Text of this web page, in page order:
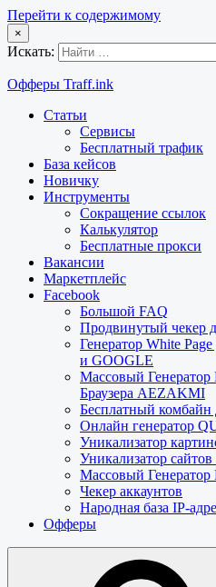
Перейти к содержимому
×
Искать:
Офферы Traff.ink
Статьи
Сервисы
Бесплатный трафик
База кейсов
Новичку
Инструменты
Сокращение ссылок
Калькулятор
Бесплатные прокси
Вакансии
Маркетплейс
Facebook
Большой FAQ
Продвинутый чекер
Генератор White
и GOOGLE
Массовый
Браузера AEZAKMI
Бесплатный комбайн
Онлайн генератор
Уникализатор
Уникализатор
Массовый
Чекер аккаунтов
Народная база IP-
Офферы